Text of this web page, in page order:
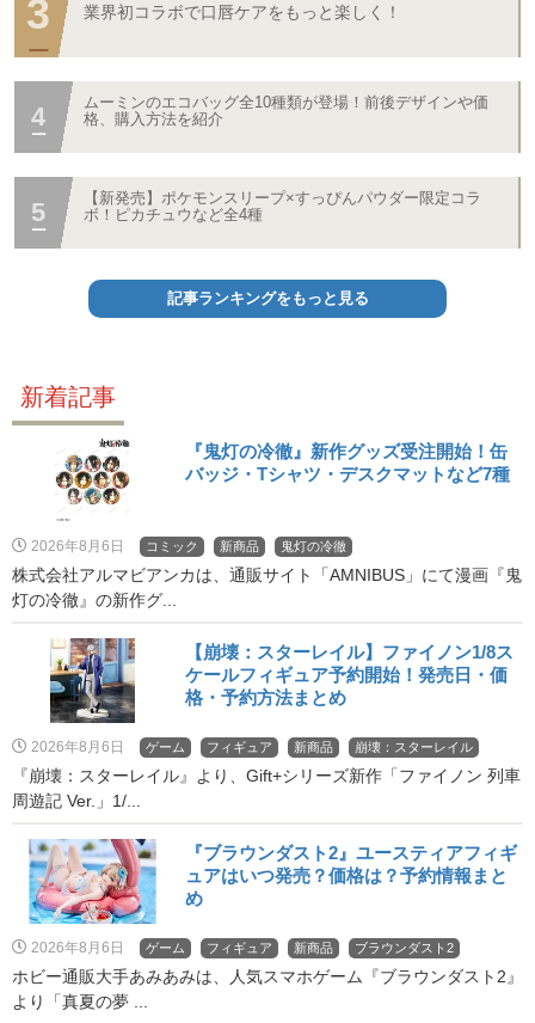
業界初コラボで口唇ケアをもっと楽しく！
ムーミンのエコバッグ全10種類が登場！前後デザインや価
格、購入方法を紹介
【新発売】ポケモンスリープ×すっぴんパウダー限定コラ
ボ！ピカチュウなど全4種
記事ランキングをもっと見る
新着記事
『鬼灯の冷徹』新作グッズ受注開始！缶
バッジ・Tシャツ・デスクマットなど7種
2026年8月6日 コミック 新商品 鬼灯の冷徹
株式会社アルマビアンカは、通販サイト「AMNIBUS」にて漫画『鬼
灯の冷徹』の新作グ...
【崩壊：スターレイル】ファイノン1/8ス
ケールフィギュア予約開始！発売日・価
格・予約方法まとめ
2026年8月6日 ゲーム フィギュア 新商品 崩壊：スターレイル
『崩壊：スターレイル』より、Gift+シリーズ新作「ファイノン 列車
周遊記 Ver.」1/...
『ブラウンダスト2』ユースティアフィギ
ュアはいつ発売？価格は？予約情報まと
め
2026年8月6日 ゲーム フィギュア 新商品 ブラウンダスト2
ホビー通販大手あみあみは、人気スマホゲーム『ブラウンダスト2』
より「真夏の夢 ...